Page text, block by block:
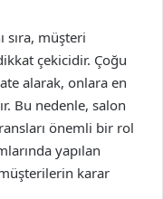
sıra, müşteri
çekicidir. Çoğu
alarak, onlara en
Bu nedenle, salon
önemli bir rol
yapılan
karar